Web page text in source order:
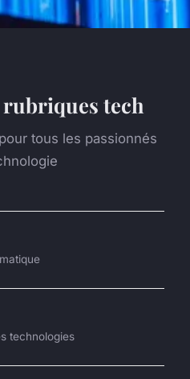
tech
tous les passionnés
technologies